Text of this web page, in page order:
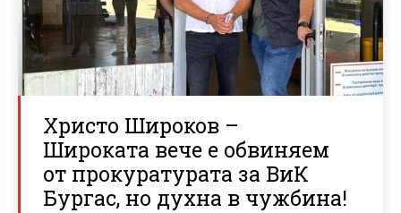
Христо Широков –
Широката вече е обвиняем
от прокуратурата за ВиК
Бургас, но духна в чужбина!